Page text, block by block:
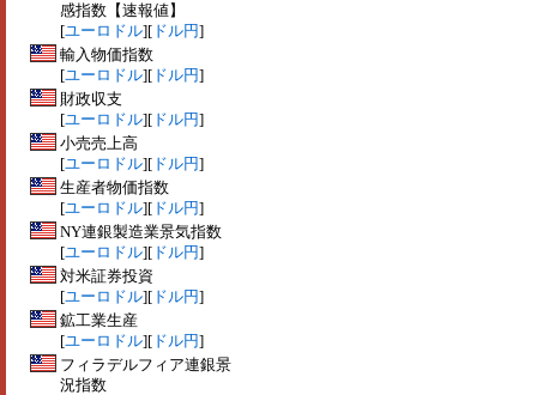
感指数【速報値】
[ユーロドル][ ドル円]
輸入物価指数
[ユーロドル][ ドル円]
財政収支
[ユーロドル][ ドル円]
小売売上高
[ユーロドル][ ドル円]
生産者物価指数
[ユーロドル][ ドル円]
NY連銀製造業景気指数
[ユーロドル][ ドル円]
対米証券投資
[ユーロドル][ ドル円]
鉱工業生産
[ユーロドル][ ドル円]
フィラデルフィア連銀景
況指数